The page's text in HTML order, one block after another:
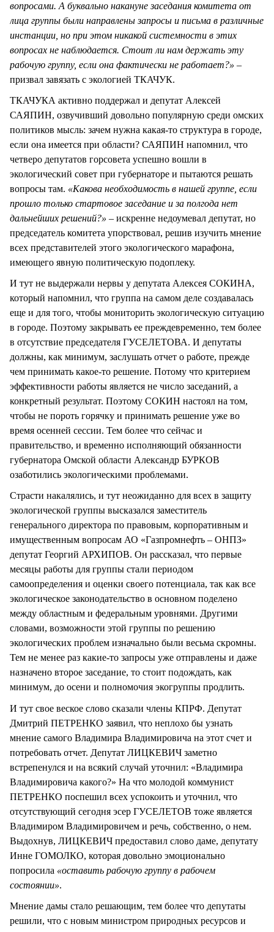
вопросами. А буквально накануне заседания комитета от
лица группы были направлены запросы и письма в различные
инстанции, но при этом никакой системности в этих
вопросах не наблюдается. Стоит ли нам держать эту
рабочую группу, если она фактически не работает?» –
призвал завязать с экологией ТКАЧУК.
ТКАЧУКА активно поддержал и депутат Алексей
САЯПИН, озвучивший довольно популярную среди омских
политиков мысль: зачем нужна какая-то структура в городе,
если она имеется при области? САЯПИН напомнил, что
четверо депутатов горсовета успешно вошли в
экологический совет при губернаторе и пытаются решать
вопросы там. «Какова необходимость в нашей группе, если
прошло только стартовое заседание и за полгода нет
дальнейших решений?» – искренне недоумевал депутат, но
председатель комитета упорствовал, решив изучить мнение
всех представителей этого экологического марафона,
имеющего явную политическую подоплеку.
И тут не выдержали нервы у депутата Алексея СОКИНА,
который напомнил, что группа на самом деле создавалась
еще и для того, чтобы мониторить экологическую ситуацию
в городе. Поэтому закрывать ее преждевременно, тем более
в отсутствие председателя ГУСЕЛЕТОВА. И депутаты
должны, как минимум, заслушать отчет о работе, прежде
чем принимать какое-то решение. Потому что критерием
эффективности работы является не число заседаний, а
конкретный результат. Поэтому СОКИН настоял на том,
чтобы не пороть горячку и принимать решение уже во
время осенней сессии. Тем более что сейчас и
правительство, и временно исполняющий обязанности
губернатора Омской области Александр БУРКОВ
озаботились экологическими проблемами.
Страсти накалялись, и тут неожиданно для всех в защиту
экологической группы высказался заместитель
генерального директора по правовым, корпоративным и
имущественным вопросам АО «Газпромнефть – ОНПЗ»
депутат Георгий АРХИПОВ. Он рассказал, что первые
месяцы работы для группы стали периодом
самоопределения и оценки своего потенциала, так как все
экологическое законодательство в основном поделено
между областным и федеральным уровнями. Другими
словами, возможности этой группы по решению
экологических проблем изначально были весьма скромны.
Тем не менее раз какие-то запросы уже отправлены и даже
назначено второе заседание, то стоит подождать, как
минимум, до осени и полномочия экогруппы продлить.
И тут свое веское слово сказали члены КПРФ. Депутат
Дмитрий ПЕТРЕНКО заявил, что неплохо бы узнать
мнение самого Владимира Владимировича на этот счет и
потребовать отчет. Депутат ЛИЦКЕВИЧ заметно
встрепенулся и на всякий случай уточнил: «Владимира
Владимировича какого?» На что молодой коммунист
ПЕТРЕНКО поспешил всех успокоить и уточнил, что
отсутствующий сегодня эсер ГУСЕЛЕТОВ тоже является
Владимиром Владимировичем и речь, собственно, о нем.
Выдохнув, ЛИЦКЕВИЧ предоставил слово даме, депутату
Инне ГОМОЛКО, которая довольно эмоционально
попросила «оставить рабочую группу в рабочем
состоянии».
Мнение дамы стало решающим, тем более что депутаты
решили, что с новым министром природных ресурсов и